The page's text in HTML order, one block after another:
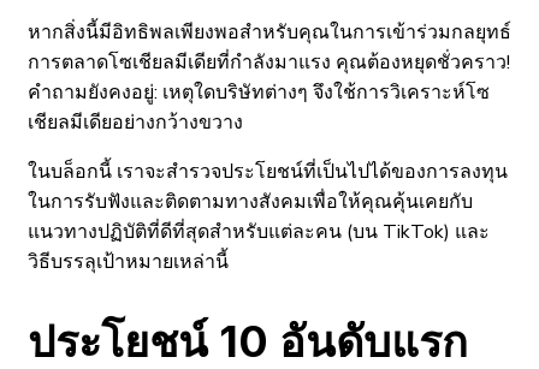
หากสิ่งนี้มีอิทธิพลเพียงพอสำหรับคุณในการเข้าร่วมกลยุทธ์
การตลาดโซเชียลมีเดียที่กำลังมาแรง คุณต้องหยุดชั่วคราว!
คำถามยังคงอยู่: เหตุใดบริษัทต่างๆ จึงใช้การวิเคราะห์โซ
เชียลมีเดียอย่างกว้างขวาง
ในบล็อกนี้ เราจะสำรวจประโยชน์ที่เป็นไปได้ของการลงทุน
ในการรับฟังและติดตามทางสังคมเพื่อให้คุณคุ้นเคยกับ
แนวทางปฏิบัติที่ดีที่สุดสำหรับแต่ละคน (บน TikTok) และ
วิธีบรรลุเป้าหมายเหล่านี้
ประโยชน์ 10 อันดับแรก